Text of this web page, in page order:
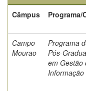
Câmpus
Programa/
Campo
Mourao
Programa
Pós-
em Gestão
Informação